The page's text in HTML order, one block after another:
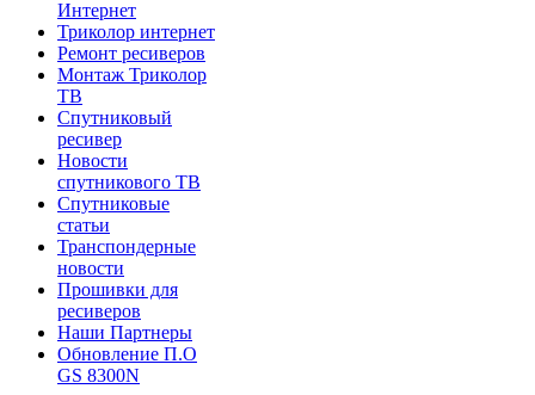
Интернет
Триколор интернет
Ремонт ресиверов
Монтаж Триколор
ТВ
Спутниковый
ресивер
Новости
спутникового ТВ
Спутниковые
статьи
Транспондерные
новости
Прошивки для
ресиверов
Наши Партнеры
Обновление П.О
GS 8300N